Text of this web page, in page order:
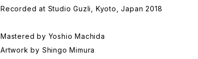
Recorded at Studio Guzli, Kyoto, Japan 2018
Mastered by Yoshio Machida
Artwork by Shingo Mimura